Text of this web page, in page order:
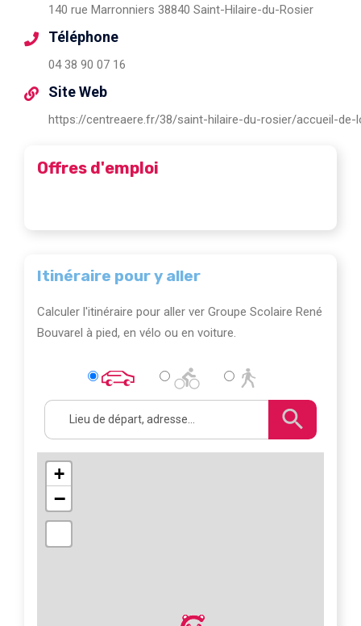
140 rue Marronniers 38840 Saint-Hilaire-du-Rosier
Téléphone
04 38 90 07 16
Site Web
https://centreaere.fr/38/saint-hilaire-du-rosier/accueil-
Offres d'emploi
Itinéraire pour y aller
Calculer l'itinéraire pour aller ver Groupe Scolaire René
Bouvarel à pied, en vélo ou en voiture.
+
−